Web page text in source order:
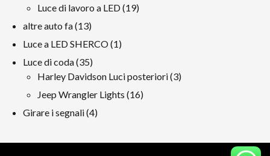
prodotti
Luce di lavoro a LED 1919
altre auto fa 1313
prodotti
Luce a LED SHERCO 11
Luce di coda 3535
prodotti
Harley Davidson Luci posteriori 33
Jeep Wrangler Lights 1616
Girare i segnali 44